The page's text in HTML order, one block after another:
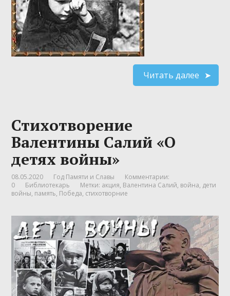
Читать далее
Стихотворение
Валентины Салий «О
детях войны»
08.05.2020 Год Памяти и Славы
Комментарии:
0
Библиотекарь Метки: акция, Валентина Салий, война, дети
войны, память, Победа, стихотворние